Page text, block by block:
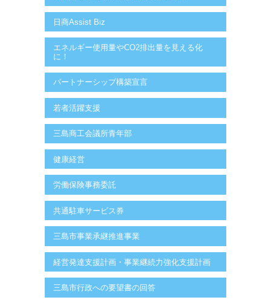
日商Assist Biz
エネルギー使用量やCO2排出量を見える化
に！
パートナーシップ構築宣言
若者活躍支援
三島商工会議所青年部
健康経営
労働保険事務委託
共通駐車サービス券
三島市事業承継推進事業
経営発達支援計画・事業継続力強化支援計画
三島市行政への要望書の回答